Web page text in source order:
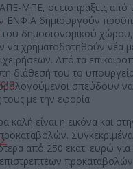
ΜΠΕ, οι εισπράξεις από
ΕΝΦΙΑ δημιουργούν
δημοσιονομικού
χρηματοδοτηθούν νέα
Από τα
διάθεσή του το
σπεύδουν
με την εφορία
καλή είναι η εικόνα και
από 250 εκατ. ευρώ για